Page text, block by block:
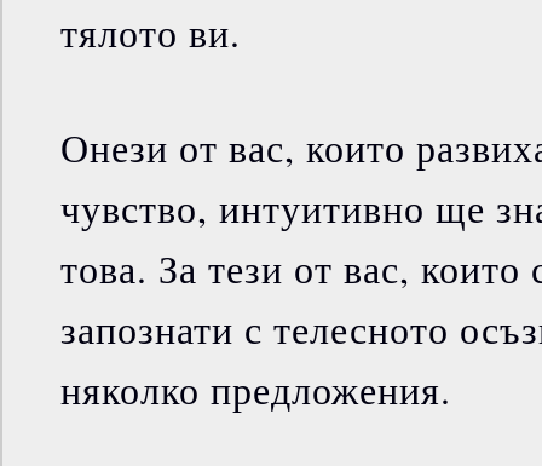
тялото ви.
Онези от вас, които
чувство, интуитивно ще
това. За тези от вас, които
запознати с телесното
няколко предложения.